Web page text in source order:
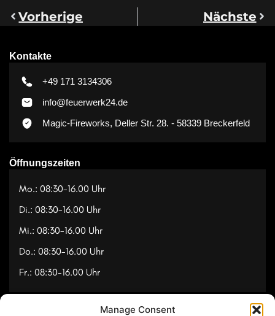
Manage Consent
Vorherige Nächste
Kontakte
+49 171 3134306
info@feuerwerk24.de
Magic-Fireworks, Deller Str. 28. - 58339 Breckerfeld
Öffnungszeiten
Mo.: 08:30-16.00 Uhr
Di.: 08:30-16.00 Uhr
Mi.: 08:30-16.00 Uhr
Do.: 08:30-16.00 Uhr
Fr.: 08:30-16.00 Uhr